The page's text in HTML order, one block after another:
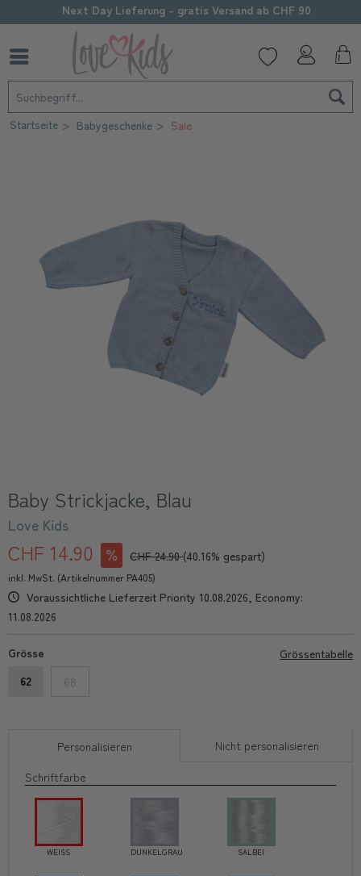
Sorgfältige Personalisierung
Startseite Babygeschenke Sale
Baby Strickjacke, Blau
Love Kids
CHF 14.90 CHF 24.90(40.16% gespart)
inkl. MwSt. (Artikelnummer PA405)
Voraussichtliche Lieferzeit Priority 10.08.2026, Economy:
11.08.2026
Grössentabelle
Grösse
62
68
Personalisieren
Nicht personalisieren
Schriftfarbe
WEISS DUNKELGRAU SALBEI